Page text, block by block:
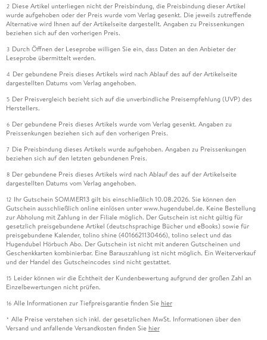
2 Diese Artikel unterliegen nicht der Preisbindung, die Preisbindung dieser Artikel
wurde aufgehoben oder der Preis wurde vom Verlag gesenkt. Die jeweils zutreffende
Alternative wird Ihnen auf der Artikelseite dargestellt. Angaben zu Preissenkungen
beziehen sich auf den vorherigen Preis.
3 Durch Öffnen der Leseprobe willigen Sie ein, dass Daten an den Anbieter der
Leseprobe übermittelt werden.
4 Der gebundene Preis dieses Artikels wird nach Ablauf des auf der Artikelseite
dargestellten Datums vom Verlag angehoben.
5 Der Preisvergleich bezieht sich auf die unverbindliche Preisempfehlung (UVP) des
Herstellers.
6 Der gebundene Preis dieses Artikels wurde vom Verlag gesenkt. Angaben zu
Preissenkungen beziehen sich auf den vorherigen Preis.
7 Die Preisbindung dieses Artikels wurde aufgehoben. Angaben zu Preissenkungen
beziehen sich auf den letzten gebundenen Preis.
8 Der gebundene Preis dieses Artikels wird nach Ablauf des auf der Artikelseite
dargestellten Datums vom Verlag angehoben.
12 Ihr Gutschein SOMMER13 gilt bis einschließlich 10.08.2026. Sie können den
Gutschein ausschließlich online einlösen unter www.hugendubel.de. Keine Bestellung
zur Abholung mit Zahlung in der Filiale möglich. Der Gutschein ist nicht gültig für
gesetzlich preisgebundene Artikel (deutschsprachige Bücher und eBooks) sowie für
preisgebundene Kalender, tolino shine (4016621130466), tolino select und das
Hugendubel Hörbuch Abo. Der Gutschein ist nicht mit anderen Gutscheinen und
Geschenkkarten kombinierbar. Eine Barauszahlung ist nicht möglich. Ein Weiterverkauf
und der Handel des Gutscheincodes sind nicht gestattet.
15 Leider können wir die Echtheit der Kundenbewertung aufgrund der großen Zahl an
Einzelbewertungen nicht prüfen.
16 Alle Informationen zur Tiefpreisgarantie finden Sie hier
* Alle Preise verstehen sich inkl. der gesetzlichen MwSt. Informationen über den
Versand und anfallende Versandkosten finden Sie hier